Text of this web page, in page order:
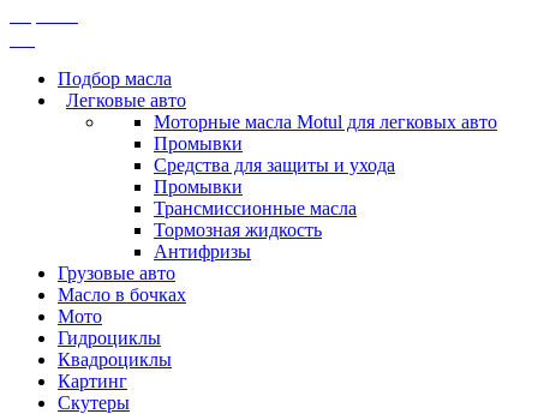
Подбор масла
Легковые авто
Моторные масла Motul для легковых авто
Промывки
Средства для защиты и ухода
Промывки
Трансмиссионные масла
Тормозная жидкость
Антифризы
Грузовые авто
Масло в бочках
Мото
Гидроциклы
Квадроциклы
Картинг
Скутеры